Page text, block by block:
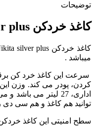
توضیحات
کاغذ خردکن Nikita silver plus
میباشد .
توانید هم کاغذ و هم سی دی
سطح امنیتی این کاغذ خردکن 4